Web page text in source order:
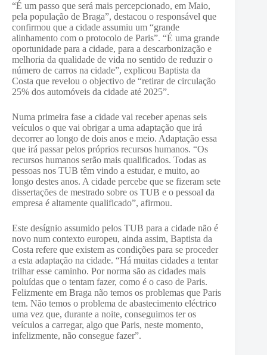
“É um passo que será mais percepcionado, em Maio,
pela população de Braga”, destacou o responsável que
confirmou que a cidade assumiu um “grande
alinhamento com o protocolo de Paris”. “É uma grande
oportunidade para a cidade, para a descarbonização e
melhoria da qualidade de vida no sentido de reduzir o
número de carros na cidade”, explicou Baptista da
Costa que revelou o objectivo de “retirar de circulação
25% dos automóveis da cidade até 2025”.
Numa primeira fase a cidade vai receber apenas seis
veículos o que vai obrigar a uma adaptação que irá
decorrer ao longo de dois anos e meio. Adaptação essa
que irá passar pelos próprios recursos humanos. “Os
recursos humanos serão mais qualificados. Todas as
pessoas nos TUB têm vindo a estudar, e muito, ao
longo destes anos. A cidade percebe que se fizeram sete
dissertações de mestrado sobre os TUB e o pessoal da
empresa é altamente qualificado”, afirmou.
Este desígnio assumido pelos TUB para a cidade não é
novo num contexto europeu, ainda assim, Baptista da
Costa refere que existem as condições para se proceder
a esta adaptação na cidade. “Há muitas cidades a tentar
trilhar esse caminho. Por norma são as cidades mais
poluídas que o tentam fazer, como é o caso de Paris.
Felizmente em Braga não temos os problemas que Paris
tem. Não temos o problema de abastecimento eléctrico
uma vez que, durante a noite, conseguimos ter os
veículos a carregar, algo que Paris, neste momento,
infelizmente, não consegue fazer”.